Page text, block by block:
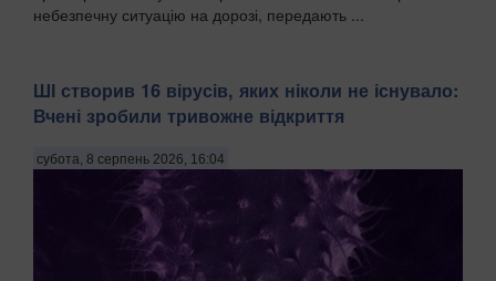
небезпечну ситуацію на дорозі, передають ...
ШІ створив 16 вірусів, яких ніколи не існувало:
Вчені зробили тривожне відкриття
субота, 8 серпень 2026, 16:04